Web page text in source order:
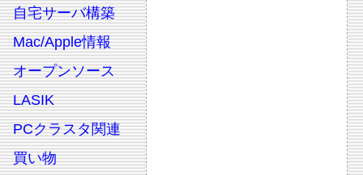
自宅サーバ構築
Mac/Apple情報
オープンソース
LASIK
PCクラスタ関連
買い物